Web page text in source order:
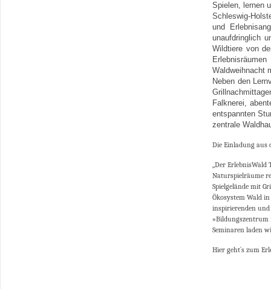
Spielen, lernen
Schleswig-
und
unaufdringlich
Wildtiere von
Waldweihnacht
Neben den
Falknerei,
entspannten
zentrale
Die Einladung aus
„Der ErlebnisWald
Naturspielräume
Spielgelände mit
Ökosystem Wald
inspirierenden
»Bildungszentrum
Seminaren laden
Hier geht´s zum